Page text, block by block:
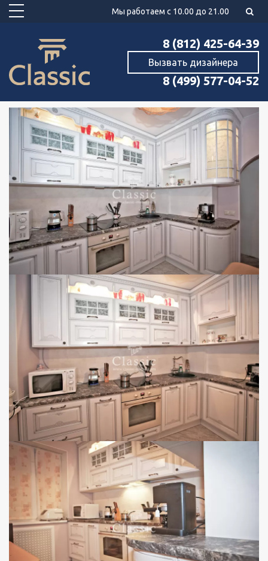
Мы работаем с 10.00 до 21.00
8 (812) 425-64-39
Вызвать дизайнера
8 (499) 577-04-52